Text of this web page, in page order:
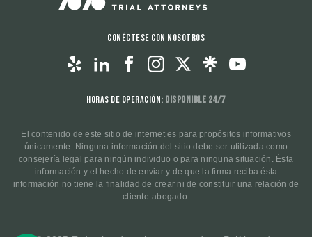
Conéctese con nosotros
Horas de operación: Disponible 24/7
El contenido de este sitio de internet es para propósitos informativos
únicamente. Ninguna información del sitio debe ser utilizada como
consejería legal para ningún individuo o para ninguna situación. Ésta
información y el hecho de enviar y de que la firma reciba ésta
información no tiene la finalidad de crear ni de constituir una relación de
cliente-abogado.